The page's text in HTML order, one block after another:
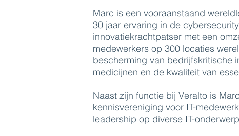
Marc is een vooraanstaand
30 jaar ervaring in de
innovatiekrachtpatser met een
medewerkers op 300 locaties
bescherming van bedrijfskritische
medicijnen en de kwaliteit van
Naast zijn functie bij Veralto is
kennisvereniging voor IT-
leadership op diverse IT-